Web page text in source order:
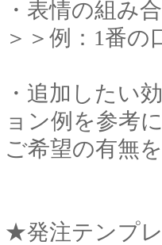
・表情の組み
＞＞例：1番の
・追加したい
ョン例を参考
ご希望の有無
★発注テンプ